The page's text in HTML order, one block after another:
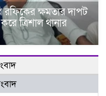
রফিকের ক্ষমতার দাপট
ত্রিশাল থানার